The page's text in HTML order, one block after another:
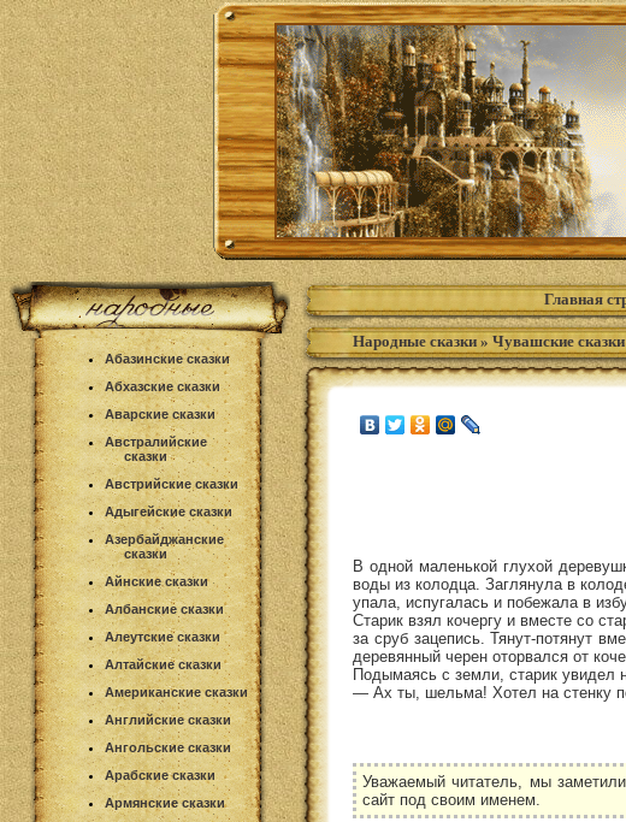
Абазинские сказки
Абхазские сказки
Аварские сказки
Австралийские
сказки
Австрийские сказки
Адыгейские сказки
Азербайджанские
сказки
Айнские сказки
Албанские сказки
Алеутские сказки
Алтайские сказки
Американские сказки
Английские сказки
Ангольские сказки
Арабские сказки
Армянские сказки
Главная
Народные сказки » Чувашские сказки
В одной маленькой глухой
воды из колодца. Заглянула в
упала, испугалась и побежала в
Старик взял кочергу и вместе со
за сруб зацепись. Тянут-потянут
деревянный черен оторвался от
Подымаясь с земли, старик увидел
— Ах ты, шельма! Хотел на стенку
Уважаемый читатель, мы
сайт под своим именем.